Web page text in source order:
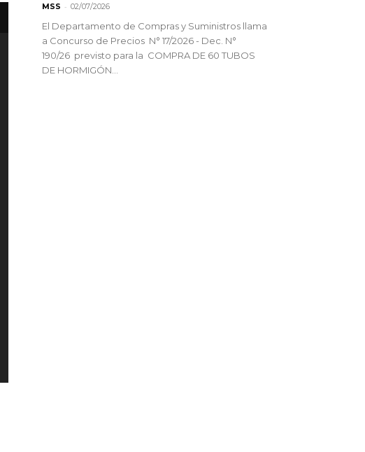
MSS - 02/07/2026
El Departamento de Compras y Suministros llama
a Concurso de Precios N° 17/2026 - Dec. N°
190/26 previsto para la COMPRA DE 60 TUBOS
DE HORMIGÓN...